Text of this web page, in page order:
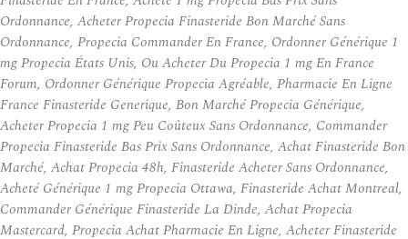
Ordonnance, Acheter Propecia Finasteride Bon Marché Sans
Ordonnance, Propecia Commander En France, Ordonner Générique 1
mg Propecia États Unis, Ou Acheter Du Propecia 1 mg En France
Forum, Ordonner Générique Propecia Agréable, Pharmacie En Ligne
France Finasteride Generique, Bon Marché Propecia Générique,
Acheter Propecia 1 mg Peu Coûteux Sans Ordonnance, Commander
Propecia Finasteride Bas Prix Sans Ordonnance, Achat Finasteride Bon
Marché, Achat Propecia 48h, Finasteride Acheter Sans Ordonnance,
Acheté Générique 1 mg Propecia Ottawa, Finasteride Achat Montreal,
Commander Générique Finasteride La Dinde, Achat Propecia
Mastercard, Propecia Achat Pharmacie En Ligne, Acheter Finasteride